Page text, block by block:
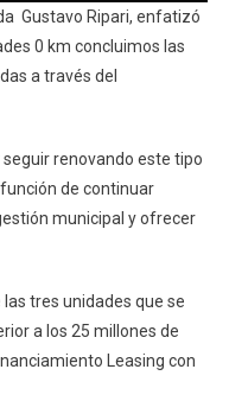
Gustavo Ripari, enfatizó
0 km concluimos las
a través del
renovando este tipo
de continuar
municipal y ofrecer
tres unidades que se
a los 25 millones de
Leasing con